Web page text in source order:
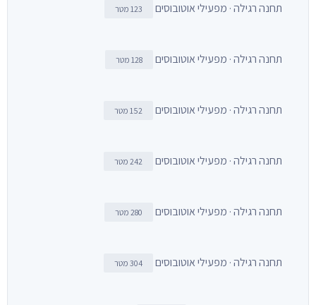
תחנה רגילה · מפעילי אוטובוסים 123 מטר
תחנה רגילה · מפעילי אוטובוסים 128 מטר
תחנה רגילה · מפעילי אוטובוסים 152 מטר
תחנה רגילה · מפעילי אוטובוסים 242 מטר
תחנה רגילה · מפעילי אוטובוסים 280 מטר
תחנה רגילה · מפעילי אוטובוסים 304 מטר